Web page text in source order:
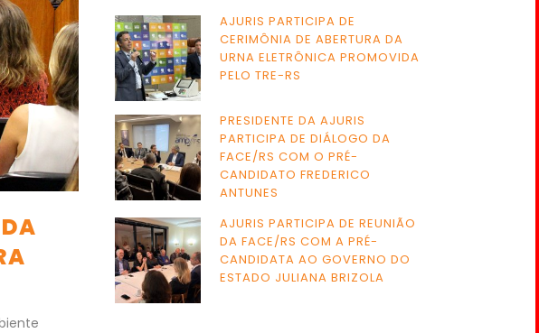
AJURIS PARTICIPA DE
CERIMÔNIA DE ABERTURA DA
URNA ELETRÔNICA PROMOVIDA
PELO TRE-RS
PRESIDENTE DA AJURIS
PARTICIPA DE DIÁLOGO DA
FACE/RS COM O PRÉ-
CANDIDATO FREDERICO
ANTUNES
AJURIS PARTICIPA DE REUNIÃO
DA FACE/RS COM A PRÉ-
CANDIDATA AO GOVERNO DO
ESTADO JULIANA BRIZOLA